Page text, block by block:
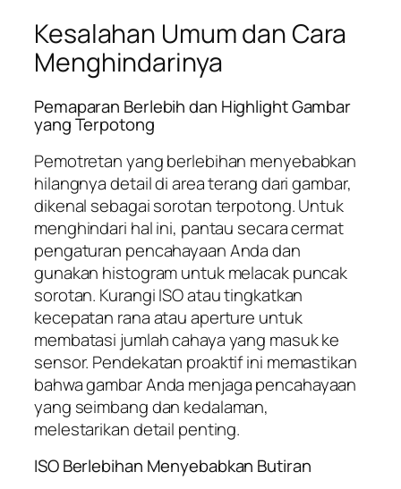
Kesalahan Umum dan Cara
Menghindarinya
Pemaparan Berlebih dan Highlight Gambar
yang Terpotong
Pemotretan yang berlebihan menyebabkan
hilangnya detail di area terang dari gambar,
dikenal sebagai sorotan terpotong. Untuk
menghindari hal ini, pantau secara cermat
pengaturan pencahayaan Anda dan
gunakan histogram untuk melacak puncak
sorotan. Kurangi ISO atau tingkatkan
kecepatan rana atau aperture untuk
membatasi jumlah cahaya yang masuk ke
sensor. Pendekatan proaktif ini memastikan
bahwa gambar Anda menjaga pencahayaan
yang seimbang dan kedalaman,
melestarikan detail penting.
ISO Berlebihan Menyebabkan Butiran